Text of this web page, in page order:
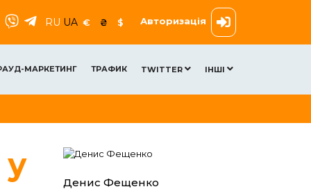
RU UA € ₴ $ Авторизація
МАРКЕТИНГ ТРАФИК TWITTER ІНШІ
у
Денис Фещенко